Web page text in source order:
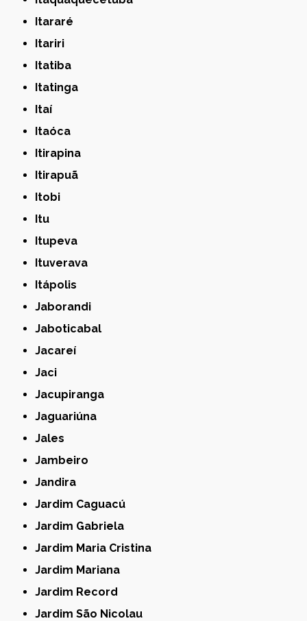
Itararé
Itariri
Itatiba
Itatinga
Itaí
Itaóca
Itirapina
Itirapuã
Itobi
Itu
Itupeva
Ituverava
Itápolis
Jaborandi
Jaboticabal
Jacareí
Jaci
Jacupiranga
Jaguariúna
Jales
Jambeiro
Jandira
Jardim Caguacú
Jardim Gabriela
Jardim Maria Cristina
Jardim Mariana
Jardim Record
Jardim São Nicolau